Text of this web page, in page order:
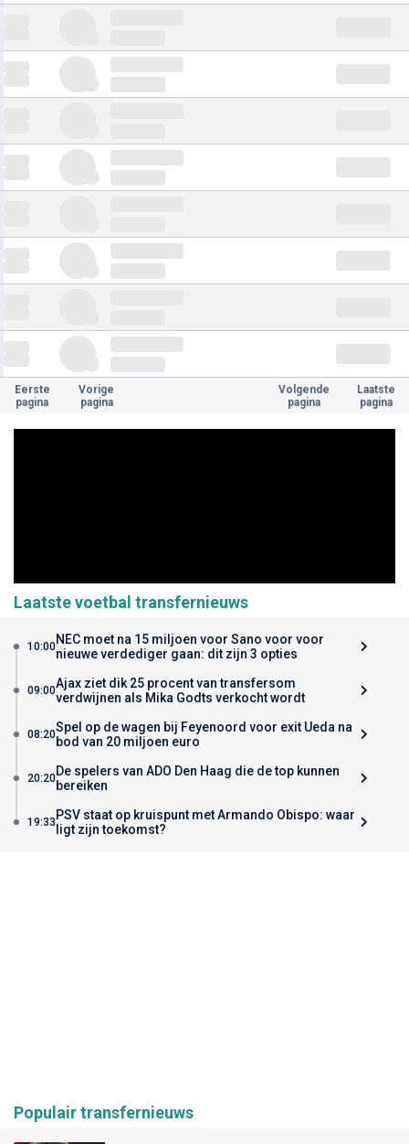
Eerste
pagina
Vorige
pagina
Volgende
pagina
Laatste
pagina
Laatste voetbal transfernieuws
10:00NEC moet na 15 miljoen voor Sano voor voor
nieuwe verdediger gaan: dit zijn 3 opties
09:00Ajax ziet dik 25 procent van transfersom
verdwijnen als Mika Godts verkocht wordt
08:20Spel op de wagen bij Feyenoord voor exit Ueda na
bod van 20 miljoen euro
20:20De spelers van ADO Den Haag die de top kunnen
bereiken
19:33 PSV staat op kruispunt met Armando Obispo: waar
ligt zijn toekomst?
Populair transfernieuws